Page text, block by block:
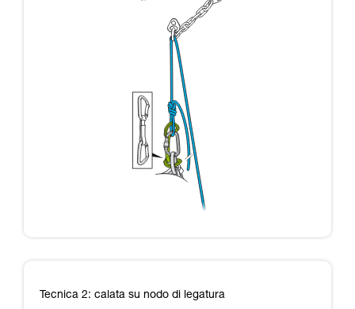
Tecnica 2: calata su nodo di legatura